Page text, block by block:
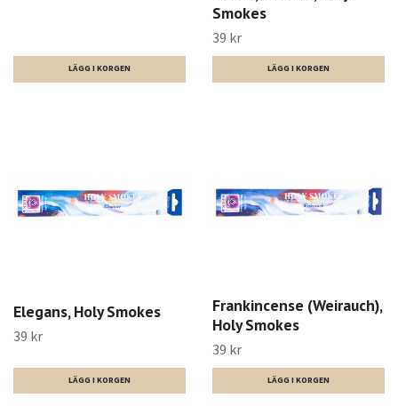
Smokes
39 kr
Elegans, Holy Smokes
39 kr
Frankincense (Weirauch),
Holy Smokes
39 kr